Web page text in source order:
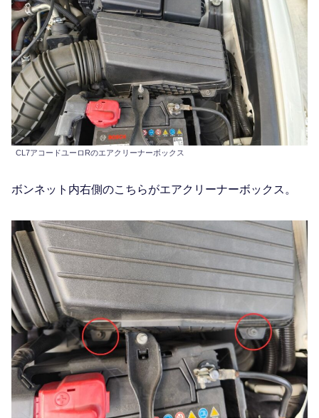
CL7アコードユーロRのエアクリーナーボックス
ボンネット内右側のこちらがエアクリーナーボックス。